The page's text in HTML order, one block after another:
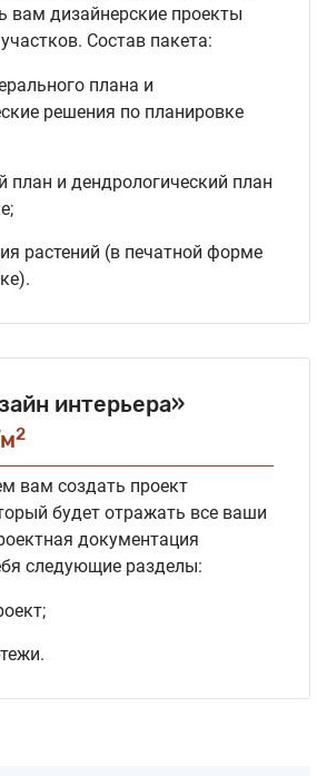
вам дизайнерские проекты
Состав пакета:
плана и
решения по планировке
план и дендрологический план
растений (в печатной форме
интерьера»
2
вам создать проект
будет отражать все ваши
документация
следующие разделы: